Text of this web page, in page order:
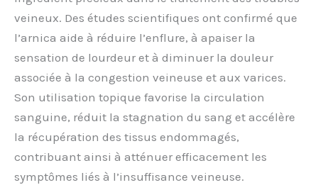
veineux. Des études scientifiques ont confirmé que
l’arnica aide à réduire l’enflure, à apaiser la
sensation de lourdeur et à diminuer la douleur
associée à la congestion veineuse et aux varices.
Son utilisation topique favorise la circulation
sanguine, réduit la stagnation du sang et accélère
la récupération des tissus endommagés,
contribuant ainsi à atténuer efficacement les
symptômes liés à l’insuffisance veineuse.